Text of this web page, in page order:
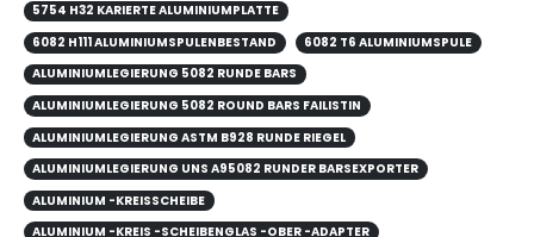
5754 H32 KARIERTE ALUMINIUMPLATTE
6082 H111 ALUMINIUMSPULENBESTAND
6082 T6 ALUMINIUMSPULE
ALUMINIUMLEGIERUNG 5082 RUNDE BARS
ALUMINIUMLEGIERUNG 5082 ROUND BARS FAILISTIN
ALUMINIUMLEGIERUNG ASTM B928 RUNDE RIEGEL
ALUMINIUMLEGIERUNG UNS A95082 RUNDER BARSEXPORTER
ALUMINIUM -KREISSCHEIBE
ALUMINIUM -KREIS -SCHEIBENGLAS -OBER -ADAPTER